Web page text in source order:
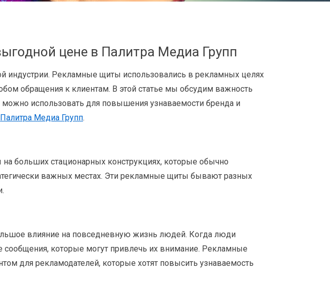
цене в Палитра Медиа Групп
индустрии. Рекламные щиты использовались в рекламных целях
обращения к клиентам. В этой статье мы обсудим важность
использовать для повышения узнаваемости бренда и
Палитра Медиа Групп.
больших стационарных конструкциях, которые обычно
важных местах. Эти рекламные щиты бывают разных
влияние на повседневную жизнь людей. Когда люди
которые могут привлечь их внимание. Рекламные
для рекламодателей, которые хотят повысить узнаваемость